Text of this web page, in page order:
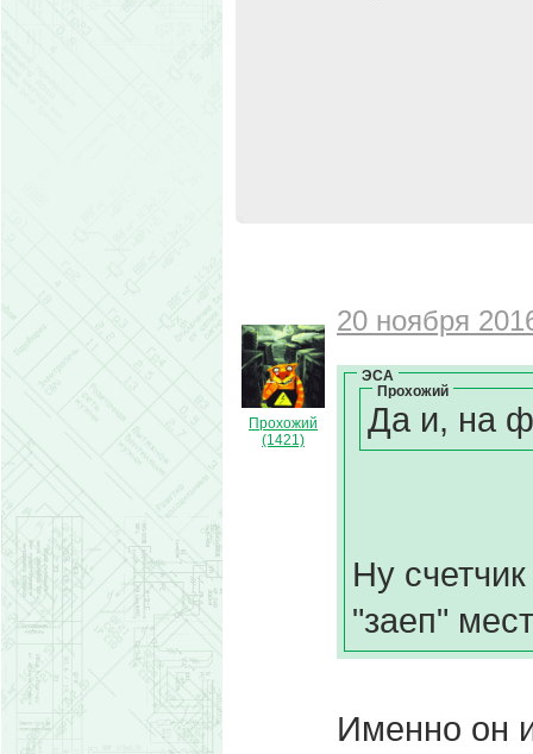
Прохожий
(1421)
20 ноября
ЭСА
Прохожий
Да и, на
Ну
"заеп"
Именно он